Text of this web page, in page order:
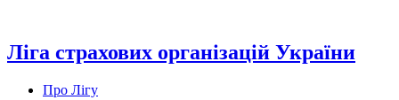
вмісту
Ліга страхових організацій України
Про Лігу